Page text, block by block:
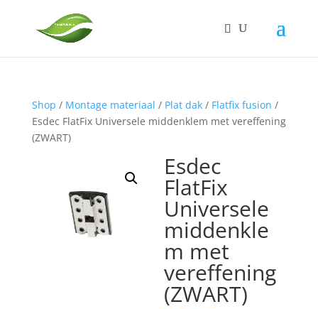
Shop / Montage materiaal / Plat dak/ Flatfix fusion /
Esdec FlatFix Universele middenklem met vereffening
(ZWART)
Esdec
FlatFix
Universele
middenkle
m met
vereffening
(ZWART)